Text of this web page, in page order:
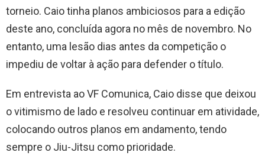
torneio. Caio tinha planos ambiciosos para a edição
deste ano, concluída agora no mês de novembro. No
entanto, uma lesão dias antes da competição o
impediu de voltar à ação para defender o título.
Em entrevista ao VF Comunica, Caio disse que deixou
o vitimismo de lado e resolveu continuar em atividade,
colocando outros planos em andamento, tendo
sempre o Jiu-Jitsu como prioridade.